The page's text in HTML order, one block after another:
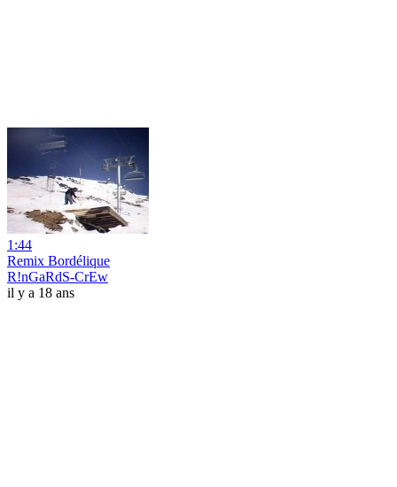
1:44
Remix Bordélique
R!nGaRdS-CrEw
il y a 18 ans